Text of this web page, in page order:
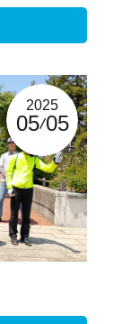
2025
05 05